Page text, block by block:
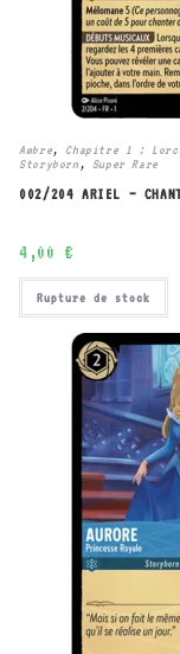
Ambre, Chapitre 1 :
Storyborn , Super Rare
002/204 ARIEL –
4,00 €
Rupture de stock